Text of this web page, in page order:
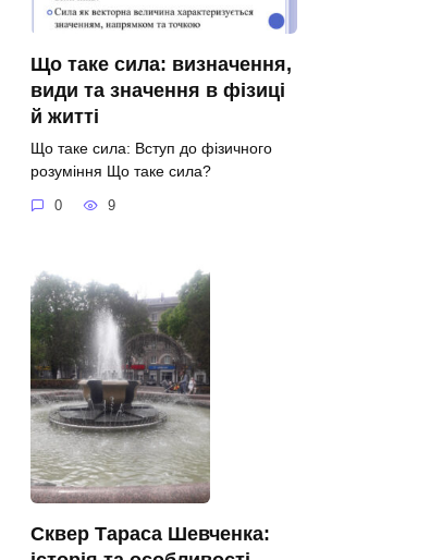
Що таке сила: визначення,
види та значення в фізиці
й житті
Що таке сила: Вступ до фізичного
розуміння Що таке сила?
0 9
Сквер Тараса Шевченка: